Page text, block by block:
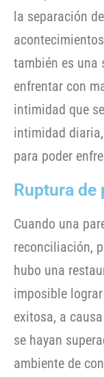
la separación
también es una
enfrentar con
intimidad que
intimidad
para poder
Ruptura de
Cuando una
reconciliación,
hubo una
imposible
exitosa, a
se hayan
ambiente de